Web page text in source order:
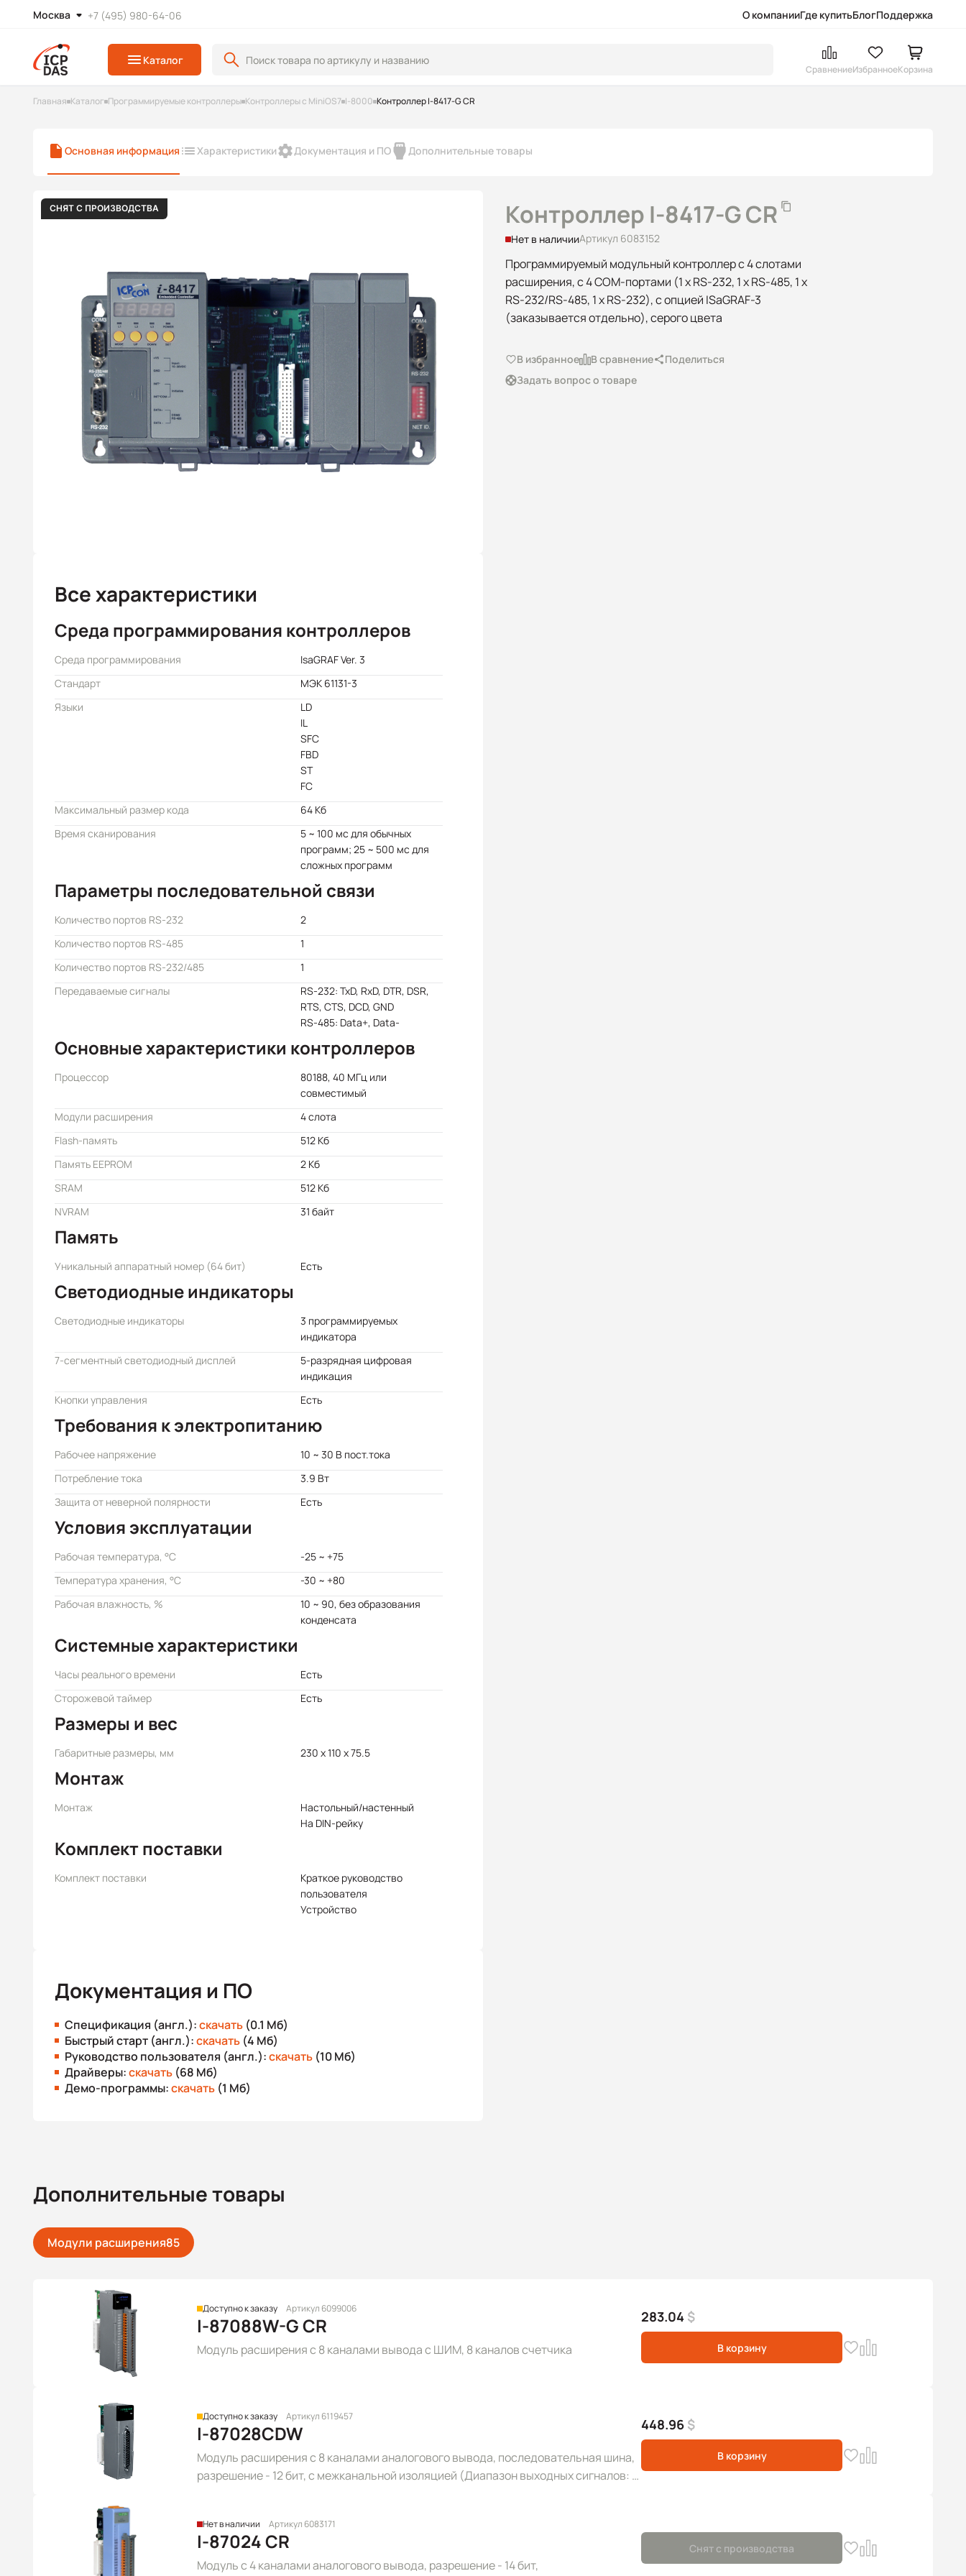
Москва +7 (495) 980-64-06 О компанииГде купитьБлогПоддержка
Каталог
СравнениеИзбранноеКорзина
Главная Каталог Программируемые контроллеры Контроллеры с MiniOS7 I-8000 Контроллер I-8417-G CR
Основная информация Характеристики Документация и ПО Дополнительные товары
Контроллер I-8417-G CR
Нет в наличииАртикул 6083152
Программируемый модульный контроллер с 4 слотами
расширения, с 4 COM-портами (1 x RS-232, 1 x RS-485, 1 x
RS-232/RS-485, 1 x RS-232), с опцией ISaGRAF-3
(заказывается отдельно), серого цвета
В избранное В сравнение
Поделиться
Задать вопрос о товаре
СНЯТ С ПРОИЗВОДСТВА
Все характеристики
Среда программирования контроллеров
Среда программирования
IsaGRAF Ver. 3
Стандарт
МЭК 61131-3
Языки
LD
IL
SFC
FBD
ST
FC
Максимальный размер кода
64 Кб
Время сканирования
5 ~ 100 мс для обычных
программ; 25 ~ 500 мс для
сложных программ
Параметры последовательной связи
Количество портов RS-232
2
Количество портов RS-485
1
Количество портов RS-232/485
1
Передаваемые сигналы
RS-232: TxD, RxD, DTR, DSR,
RTS, CTS, DCD, GND
RS-485: Data+, Data-
Основные характеристики контроллеров
Процессор
80188, 40 МГц или
совместимый
Модули расширения
4 слота
Flash-память
512 Кб
Память EEPROM
2 Кб
SRAM
512 Kб
NVRAM
31 байт
Память
Уникальный аппаратный номер (64 бит) Есть
Светодиодные индикаторы
Светодиодные индикаторы
3 программируемых
индикатора
7-сегментный светодиодный дисплей
5-разрядная цифровая
индикация
Кнопки управления
Есть
Требования к электропитанию
Рабочее напряжение
10 ~ 30 В пост.тока
Потребление тока
3.9 Вт
Защита от неверной полярности
Есть
Условия эксплуатации
Рабочая температура, °C
-25 ~ +75
Температура хранения, °C
-30 ~ +80
Рабочая влажность, %
10 ~ 90, без образования
конденсата
Системные характеристики
Часы реального времени
Есть
Сторожевой таймер
Есть
Размеры и вес
Габаритные размеры, мм 230 x 110 x 75.5
Монтаж
Монтаж
Настольный/настенный
На DIN-рейку
Комплект поставки
Комплект поставки
Краткое руководство
пользователя
Устройство
Документация и ПО
Спецификация (англ.):скачать (0.1 Мб)
Быстрый старт (англ.):скачать (4 Мб)
Руководство пользователя (англ.):скачать (10 Мб)
Драйверы:скачать (68 Мб)
Демо-программы:скачать (1 Мб)
Дополнительные товары
Модули расширения85
Доступно к заказу Артикул 6099006
I-87088W-G CR
Модуль расширения c 8 каналами вывода с ШИМ, 8 каналов счетчика
283.04 $
В корзину
Доступно к заказу Артикул 6119457
I-87028CDW
Модуль расширения с 8 каналами аналогового вывода, последовательная шина,
разрешение - 12 бит, с межканальной изоляцией (Диапазон выходных сигналов: 0
448.96 $
В корзину
Нет в наличии Артикул 6083171
I-87024 CR
Модуль с 4 каналами аналогового вывода, разрешение - 14 бит,
Снят с производства